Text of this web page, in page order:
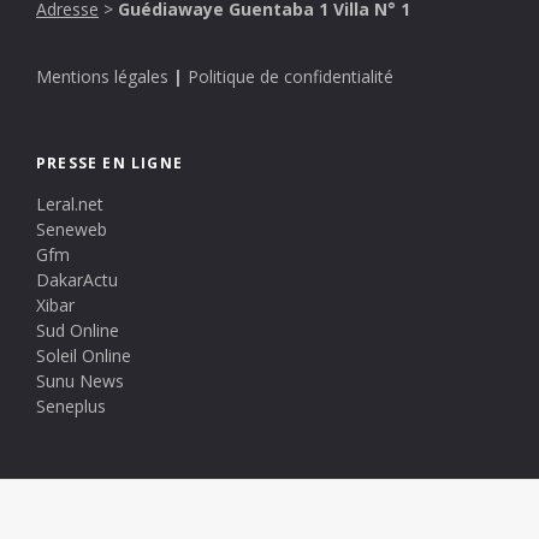
Adresse > Guédiawaye Guentaba 1 Villa N° 1
Mentions légales | Politique de confidentialité
PRESSE EN LIGNE
Leral.net
Seneweb
Gfm
DakarActu
Xibar
Sud Online
Soleil Online
Sunu News
Seneplus